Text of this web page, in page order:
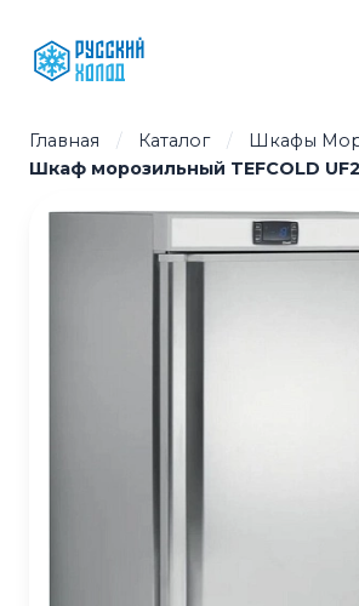
содержимому
Главная / Каталог / Шкафы
Шкаф морозильный TEFCOLD